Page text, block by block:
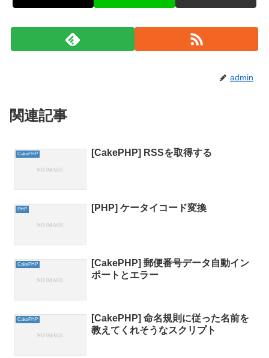
admin
関連記事
CakePHP [CakePHP] RSSを取得する
PHP [PHP] ケータイコード変換
CakePHP
[CakePHP] 郵便番号データ自動イン
ポートとエラー
CakePHP
[CakePHP] 命名規則に従った名前を
教えてくれそうなスクリプト